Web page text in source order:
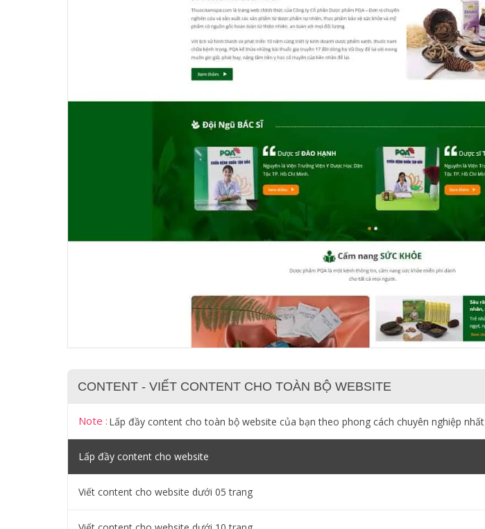
CONTENT - VIẾT CONTENT CHO TOÀN BỘ WEBSITE
Note : Lấp đầy content cho toàn bộ website của bạn theo phong cách chuyên nghiệp nhất
Lấp đầy content cho website
Viết content cho website dưới 05 trang